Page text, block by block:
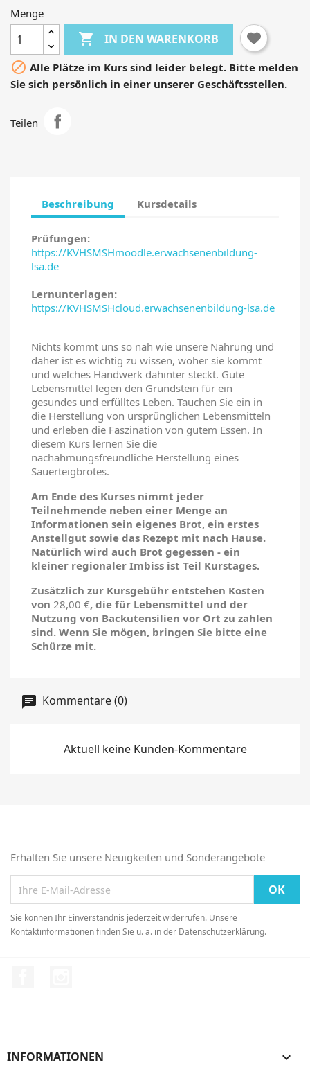
Menge
 IN DEN WARENKORB
 Alle Plätze im Kurs sind leider belegt. Bitte melden
Sie sich persönlich in einer unserer Geschäftsstellen.
Teilen
Beschreibung Kursdetails
Prüfungen:
https://KVHSMSHmoodle.erwachsenenbildung-
lsa.de
Lernunterlagen:
https://KVHSMSHcloud.erwachsenenbildung-lsa.de
Nichts kommt uns so nah wie unsere Nahrung und
daher ist es wichtig zu wissen, woher sie kommt
und welches Handwerk dahinter steckt. Gute
Lebensmittel legen den Grundstein für ein
gesundes und erfülltes Leben. Tauchen Sie ein in
die Herstellung von ursprünglichen Lebensmitteln
und erleben die Faszination von gutem Essen. In
diesem Kurs lernen Sie die
nachahmungsfreundliche Herstellung eines
Sauerteigbrotes.
Am Ende des Kurses nimmt jeder
Teilnehmende neben einer Menge an
Informationen sein eigenes Brot, ein erstes
Anstellgut sowie das Rezept mit nach Hause.
Natürlich wird auch Brot gegessen - ein
kleiner regionaler Imbiss ist Teil Kurstages.
Zusätzlich zur Kursgebühr entstehen Kosten
von 28,00 €, die für Lebensmittel und der
Nutzung von Backutensilien vor Ort zu zahlen
sind. Wenn Sie mögen, bringen Sie bitte eine
Schürze mit.
Kommentare (0)
Aktuell keine Kunden-Kommentare
Erhalten Sie unsere Neuigkeiten und Sonderangebote
Sie können Ihr Einverständnis jederzeit widerrufen. Unsere
Kontaktinformationen finden Sie u. a. in der Datenschutzerklärung.
INFORMATIONEN 
Abbrechen Anmelden